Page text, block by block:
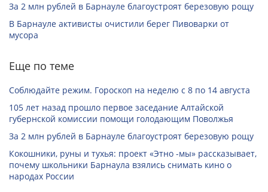
За 2 млн рублей в Барнауле благоустроят березовую рощу
В Барнауле активисты очистили берег Пивоварки от
мусора
Еще по теме
Соблюдайте режим. Гороскоп на неделю с 8 по 14 августа
105 лет назад прошло первое заседание Алтайской
губернской комиссии помощи голодающим Поволжья
За 2 млн рублей в Барнауле благоустроят березовую рощу
Кокошники, руны и тухья: проект «Этно -мы» рассказывает,
почему школьники Барнаула взялись снимать кино о
народах России